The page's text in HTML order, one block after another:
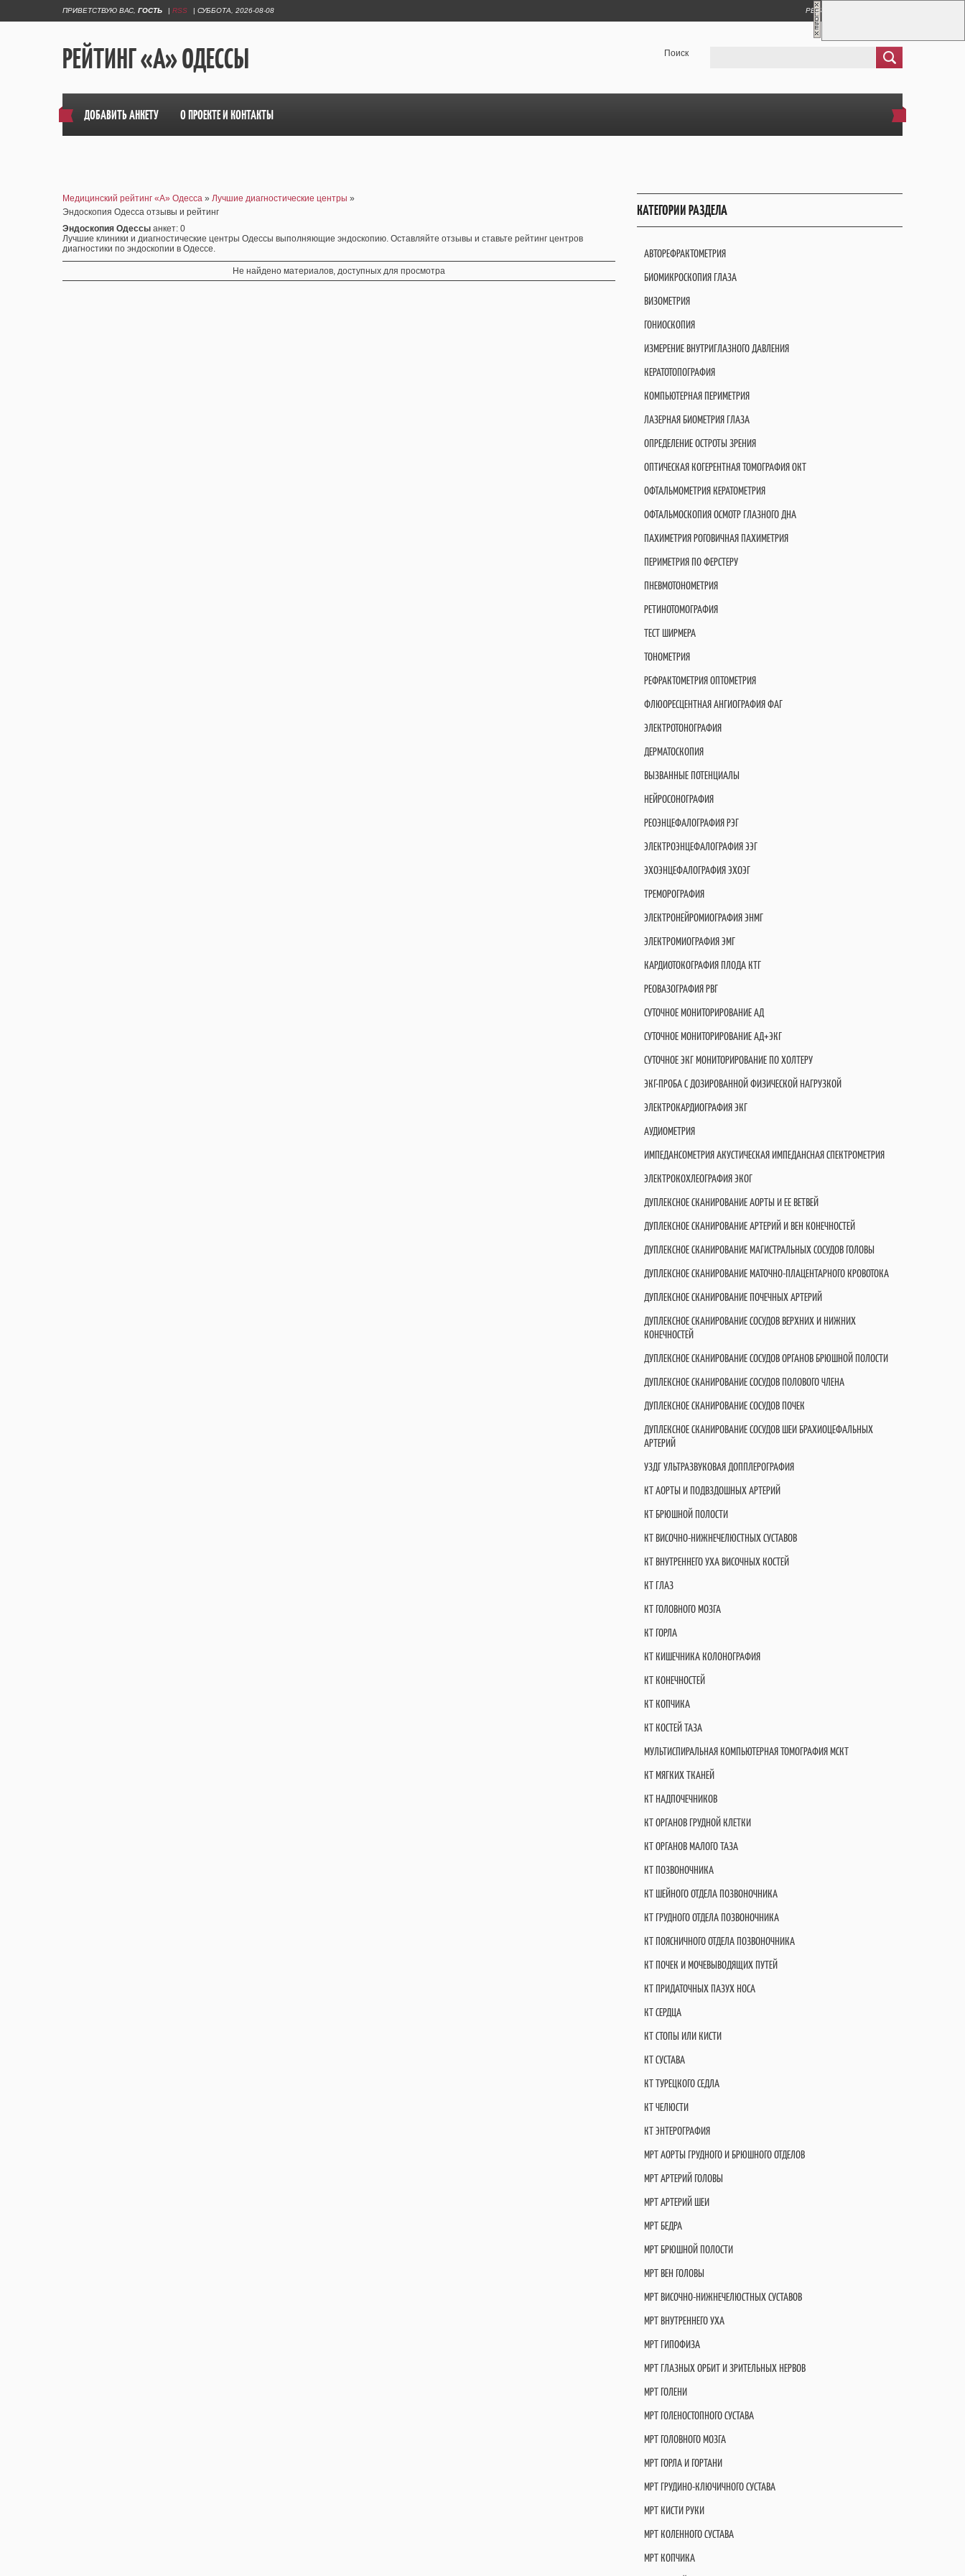
ПРИВЕТСТВУЮ ВАС ГОСТЬ | RSS | СУББОТА, 2026-08-08 РЕГИСТРАЦИЯ
РЕЙТИНГ «А» ОДЕССЫ Поиск
ДОБАВИТЬ АНКЕТУ О ПРОЕКТЕ И КОНТАКТЫ
Медицинский рейтинг «А» Одесса » Лучшие диагностические центры »
Эндоскопия Одесса отзывы и рейтинг
Эндоскопия Одессы анкет: 0
Лучшие клиники и диагностические центры Одессы выполняющие эндоскопию. Оставляйте отзывы и ставьте рейтинг центров
диагностики по эндоскопии в Одессе.
Не найдено материалов, доступных для просмотра
КАТЕГОРИИ РАЗДЕЛА
АВТОРЕФРАКТОМЕТРИЯ
БИОМИКРОСКОПИЯ ГЛАЗА
ВИЗОМЕТРИЯ
ГОНИОСКОПИЯ
ИЗМЕРЕНИЕ ВНУТРИГЛАЗНОГО ДАВЛЕНИЯ
КЕРАТОТОПОГРАФИЯ
КОМПЬЮТЕРНАЯ ПЕРИМЕТРИЯ
ЛАЗЕРНАЯ БИОМЕТРИЯ ГЛАЗА
ОПРЕДЕЛЕНИЕ ОСТРОТЫ ЗРЕНИЯ
ОПТИЧЕСКАЯ КОГЕРЕНТНАЯ ТОМОГРАФИЯ OКT
ОФТАЛЬМОМЕТРИЯ КЕРАТОМЕТРИЯ
ОФТАЛЬМОСКОПИЯ ОСМОТР ГЛАЗНОГО ДНА
ПАХИМЕТРИЯ РОГОВИЧНАЯ ПАХИМЕТРИЯ
ПЕРИМЕТРИЯ ПО ФЕРСТЕРУ
ПНЕВМОТОНОМЕТРИЯ
РЕТИНОТОМОГРАФИЯ
ТЕСТ ШИРМЕРА
ТОНОМЕТРИЯ
РЕФРАКТОМЕТРИЯ ОПТОМЕТРИЯ
ФЛЮОРЕСЦЕНТНАЯ АНГИОГРАФИЯ ФАГ
ЭЛЕКТРОТОНОГРАФИЯ
ДЕРМАТОСКОПИЯ
ВЫЗВАННЫЕ ПОТЕНЦИАЛЫ
НЕЙРОСОНОГРАФИЯ
РЕОЭНЦЕФАЛОГРАФИЯ РЭГ
ЭЛЕКТРОЭНЦЕФАЛОГРАФИЯ ЭЭГ
ЭХОЭНЦЕФАЛОГРАФИЯ ЭХОЭГ
ТРЕМОРОГРАФИЯ
ЭЛЕКТРОНЕЙРОМИОГРАФИЯ ЭНМГ
ЭЛЕКТРОМИОГРАФИЯ ЭМГ
КАРДИОТОКОГРАФИЯ ПЛОДА КТГ
РЕОВАЗОГРАФИЯ РВГ
СУТОЧНОЕ МОНИТОРИРОВАНИЕ АД
СУТОЧНОЕ МОНИТОРИРОВАНИЕ АД+ЭКГ
СУТОЧНОЕ ЭКГ МОНИТОРИРОВАНИЕ ПО ХОЛТЕРУ
ЭКГ-ПРОБА С ДОЗИРОВАННОЙ ФИЗИЧЕСКОЙ НАГРУЗКОЙ
ЭЛЕКТРОКАРДИОГРАФИЯ ЭКГ
АУДИОМЕТРИЯ
ИМПЕДАНСОМЕТРИЯ АКУСТИЧЕСКАЯ ИМПЕДАНСНАЯ СПЕКТРОМЕТРИЯ
ЭЛЕКТРОКОХЛЕОГРАФИЯ ЭКОГ
ДУПЛЕКСНОЕ СКАНИРОВАНИЕ АОРТЫ И ЕЕ ВЕТВЕЙ
ДУПЛЕКСНОЕ СКАНИРОВАНИЕ АРТЕРИЙ И ВЕН КОНЕЧНОСТЕЙ
ДУПЛЕКСНОЕ СКАНИРОВАНИЕ МАГИСТРАЛЬНЫХ СОСУДОВ ГОЛОВЫ
ДУПЛЕКСНОЕ СКАНИРОВАНИЕ МАТОЧНО-ПЛАЦЕНТАРНОГО КРОВОТОКА
ДУПЛЕКСНОЕ СКАНИРОВАНИЕ ПОЧЕЧНЫХ АРТЕРИЙ
ДУПЛЕКСНОЕ СКАНИРОВАНИЕ СОСУДОВ ВЕРХНИХ И НИЖНИХ
КОНЕЧНОСТЕЙ
ДУПЛЕКСНОЕ СКАНИРОВАНИЕ СОСУДОВ ОРГАНОВ БРЮШНОЙ ПОЛОСТИ
ДУПЛЕКСНОЕ СКАНИРОВАНИЕ СОСУДОВ ПОЛОВОГО ЧЛЕНА
ДУПЛЕКСНОЕ СКАНИРОВАНИЕ СОСУДОВ ПОЧЕК
ДУПЛЕКСНОЕ СКАНИРОВАНИЕ СОСУДОВ ШЕИ БРАХИОЦЕФАЛЬНЫХ
АРТЕРИЙ
УЗДГ УЛЬТРАЗВУКОВАЯ ДОППЛЕРОГРАФИЯ
КТ АОРТЫ И ПОДВЗДОШНЫХ АРТЕРИЙ
КТ БРЮШНОЙ ПОЛОСТИ
КТ ВИСОЧНО-НИЖНЕЧЕЛЮСТНЫХ СУСТАВОВ
КТ ВНУТРЕННЕГО УХА ВИСОЧНЫХ КОСТЕЙ
КТ ГЛАЗ
КТ ГОЛОВНОГО МОЗГА
КТ ГОРЛА
КТ КИШЕЧНИКА КОЛОНОГРАФИЯ
КТ КОНЕЧНОСТЕЙ
КТ КОПЧИКА
КТ КОСТЕЙ ТАЗА
МУЛЬТИСПИРАЛЬНАЯ КОМПЬЮТЕРНАЯ ТОМОГРАФИЯ МСКТ
КТ МЯГКИХ ТКАНЕЙ
КТ НАДПОЧЕЧНИКОВ
КТ ОРГАНОВ ГРУДНОЙ КЛЕТКИ
КТ ОРГАНОВ МАЛОГО ТАЗА
КТ ПОЗВОНОЧНИКА
КТ ШЕЙНОГО ОТДЕЛА ПОЗВОНОЧНИКА
КТ ГРУДНОГО ОТДЕЛА ПОЗВОНОЧНИКА
КТ ПОЯСНИЧНОГО ОТДЕЛА ПОЗВОНОЧНИКА
КТ ПОЧЕК И МОЧЕВЫВОДЯЩИХ ПУТЕЙ
КТ ПРИДАТОЧНЫХ ПАЗУХ НОСА
КТ СЕРДЦА
КТ СТОПЫ ИЛИ КИСТИ
КТ СУСТАВА
КТ ТУРЕЦКОГО СЕДЛА
КТ ЧЕЛЮСТИ
КТ ЭНТЕРОГРАФИЯ
МРТ АОРТЫ ГРУДНОГО И БРЮШНОГО ОТДЕЛОВ
МРТ АРТЕРИЙ ГОЛОВЫ
МРТ АРТЕРИЙ ШЕИ
МРТ БЕДРА
МРТ БРЮШНОЙ ПОЛОСТИ
МРТ ВЕН ГОЛОВЫ
МРТ ВИСОЧНО-НИЖНЕЧЕЛЮСТНЫХ СУСТАВОВ
МРТ ВНУТРЕННЕГО УХА
МРТ ГИПОФИЗА
МРТ ГЛАЗНЫХ ОРБИТ И ЗРИТЕЛЬНЫХ НЕРВОВ
МРТ ГОЛЕНИ
МРТ ГОЛЕНОСТОПНОГО СУСТАВА
МРТ ГОЛОВНОГО МОЗГА
МРТ ГОРЛА И ГОРТАНИ
МРТ ГРУДИНО-КЛЮЧИЧНОГО СУСТАВА
МРТ КИСТИ РУКИ
МРТ КОЛЕННОГО СУСТАВА
МРТ КОПЧИКА